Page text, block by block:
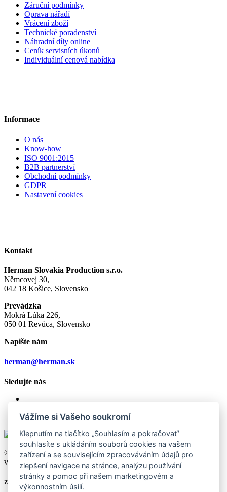
Záruční podmínky
Oprava nářadí
Vrácení zboží
Technické poradenství
Náhradní díly online
Ceník servisních úkonů
Individuální cenová nabídka
Informace
O nás
Know-how
ISO 9001:2015
B2B partnerství
Obchodní podmínky
GDPR
Nastavení cookies
Kontakt
Herman Slovakia Production s.r.o.
Němcovej 30,
042 18 Košice, Slovensko
Prevádzka
Mokrá Lúka 226,
050 01 Revúca, Slovensko
Napište nám
herman@herman.sk
Sledujte nás
© 2026 Herman Slovakia Production s.r.o., všechna práva
vyhrazena
Zvolte si Vaši zemi
Vážíme si Vašeho soukromí
Klepnutím na tlačítko „Souhlasím a pokračovat“
souhlasíte s ukládáním souborů cookies na vašem
zařízení a se souvisejícím zpracováváním údajů pro
zlepšení navigace na stránce, analýzu používání
stránky a pomoc při našem marketingovém a
výkonnostním úsilí.